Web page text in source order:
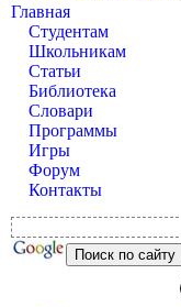
Главная
Студентам
Школьникам
Статьи
Библиотека
Словари
Программы
Игры
Форум
Контакты